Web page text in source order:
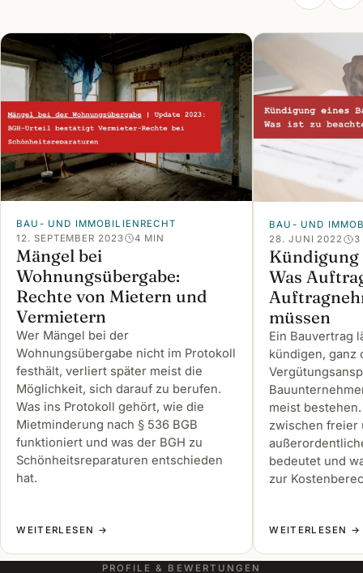
BAU- UND IMMOBILIENRECHT
12. SEPTEMBER 2023
4 MIN
Mängel bei
Wohnungsübergabe:
Rechte von Mietern und
Vermietern
Wer Mängel bei der
Wohnungsübergabe nicht im Protokoll
festhält, verliert später meist die
Möglichkeit, sich darauf zu berufen.
Was ins Protokoll gehört, wie die
Mietminderung nach § 536 BGB
funktioniert und was der BGH zu
Schönheitsreparaturen entschieden
hat.
WEITERLESEN →
BAU- UND
28. JUNI 2022
3
Kündigung
Was
müssen
Ein Bauvertrag
kündigen, ganz
meist
zwischen freier
bedeutet und
zur
WEITERLESEN →
PROFILE & BEWERTUNGEN